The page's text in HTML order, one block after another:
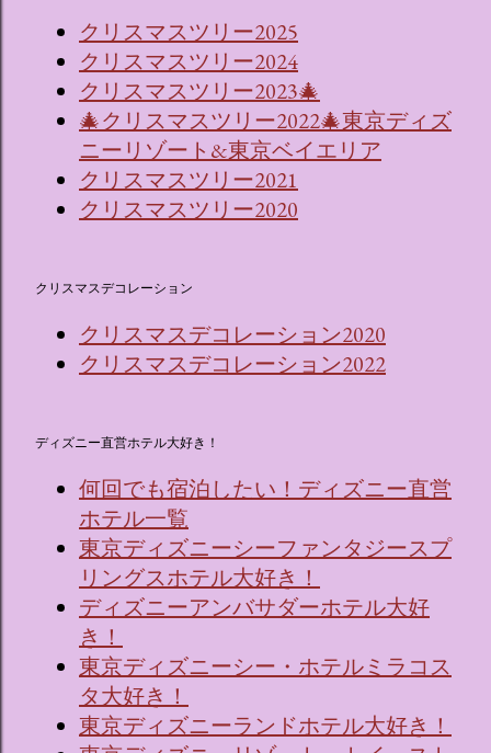
クリスマスツリー2025
クリスマスツリー2024
クリスマスツリー2023🎄
🎄クリスマスツリー2022🎄東京ディズ
ニーリゾート&東京ベイエリア
クリスマスツリー2021
クリスマスツリー2020
クリスマスデコレーション
クリスマスデコレーション2020
クリスマスデコレーション2022
ディズニー直営ホテル大好き！
何回でも宿泊したい！ディズニー直営
ホテル一覧
東京ディズニーシーファンタジースプ
リングスホテル大好き！
ディズニーアンバサダーホテル大好
き！
東京ディズニーシー・ホテルミラコス
タ大好き！
東京ディズニーランドホテル大好き！